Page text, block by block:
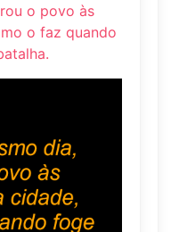
o povo às
o faz quando